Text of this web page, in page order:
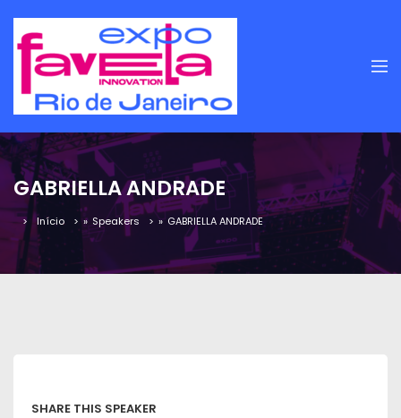
GABRIELLA ANDRADE
Início » Speakers » GABRIELLA ANDRADE
SHARE THIS SPEAKER